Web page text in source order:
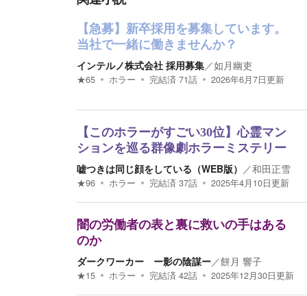
【急募】新卒採用を募集しています。
当社で一緒に働きませんか？
インテルノ株式会社 採用募集／如月幽吏
★65 ホラー 完結済 71話 2026年6月7日更新
【このホラーがすごい30位】心霊マン
ションを巡る群像劇ホラーミステリー
嘘つきは同じ顔をしている（WEB版） ／和田正雪
★96 ホラー 完結済 37話 2025年4月10日更新
闇の労働者の表と裏に救いの手はある
のか
ダークワーカー ー影の陰謀ー／餅月 響子
★15 ホラー 完結済 42話 2025年12月30日更新